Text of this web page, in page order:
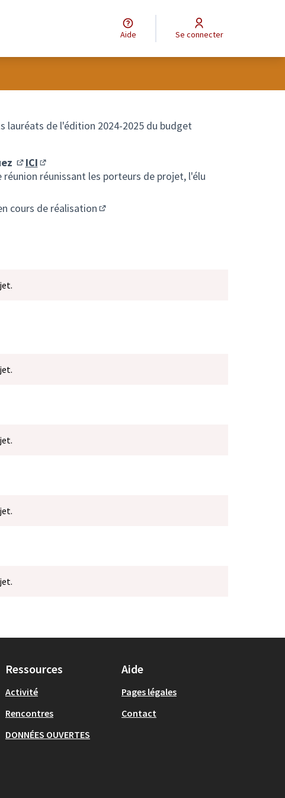
Aide Se connecter
lauréats de l'édition 2024-2025 du budget
(S'ouvre dans un nouvel onglet)
ICI
(S'ouvre dans un nouvel onglet)
réunissant les porteurs de projet, l'élu
cours de réalisation
Ressources
Activité
Rencontres
DONNÉES OUVERTES
Aide
Pages légales
Contact